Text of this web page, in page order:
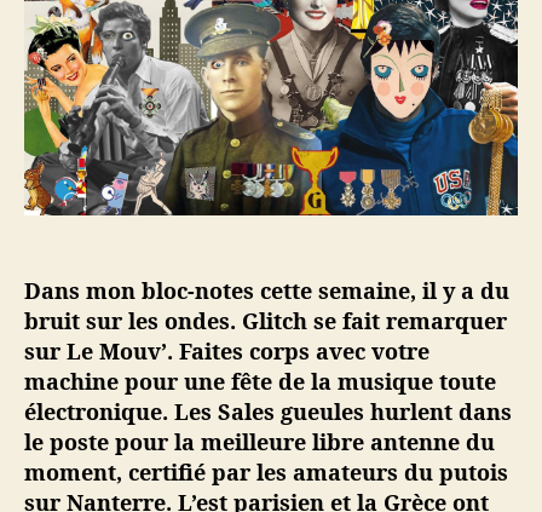
’
a
r
t
i
c
l
e
r
t
i
c
l
e
m
a
i
n
e
s
u
r
s
o
n
e
s
#
6
–
Dans mon bloc-notes cette semaine, il y a du
bruit sur les ondes. Glitch se fait remarquer
sur Le Mouv’. Faites corps avec votre
machine pour une fête de la musique toute
électronique. Les Sales gueules hurlent dans
le poste pour la meilleure libre antenne du
moment, certifié par les amateurs du putois
sur Nanterre. L’est parisien et la Grèce ont